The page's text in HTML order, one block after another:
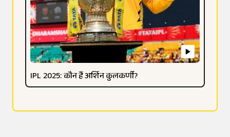
IPL 2025: कौन हैं अर्शिन कुलकर्णी?